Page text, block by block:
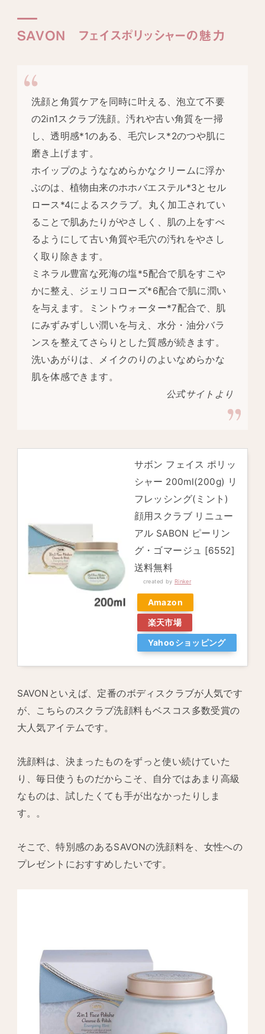
SAVON フェイスポリッシャーの魅力
洗顔と角質ケアを同時に叶える、泡立て不要
の2in1スクラブ洗顔。汚れや古い角質を一掃
し、透明感*1のある、毛穴レス *2のつや肌に
磨き上げます。
ホイップのようななめらかなクリームに浮か
ぶのは、植物由来のホホバエステル*3とセル
ロース *4によるスクラブ。丸く加工されてい
ることで肌あたりがやさしく、肌の上をすべ
るようにして古い角質や毛穴の汚れをやさし
く取り除きます。
ミネラル豊富な死海の塩*5配合で肌をすこや
かに整え、ジェリコローズ*6配合で肌に潤い
を与えます。ミントウォーター*7配合で、肌
にみずみずしい潤いを与え、水分・油分バラ
ンスを整えてさらりとした質感が続きます。
洗いあがりは、メイクのりのよいなめらかな
肌を体感できます。
公式サイトより
サボン フェイス ポリッ
シャー 200ml(200g) リ
フレッシング(ミント)
顔用スクラブ リニュー
アル SABON ピーリン
グ・ゴマージュ [6552]
送料無料
created by Rinker
Amazon
楽天市場
Yahooショッピング
SAVONといえば、定番のボディスクラブが人気です
が、こちらのスクラブ洗顔料もベスコス多数受賞の
大人気アイテムです。
洗顔料は、決まったものをずっと使い続けていた
り、毎日使うものだからこそ、自分ではあまり高級
なものは、試したくても手が出なかったりしま
す。。
そこで、特別感のあるSAVONの洗顔料を、女性への
プレゼントにおすすめしたいです。